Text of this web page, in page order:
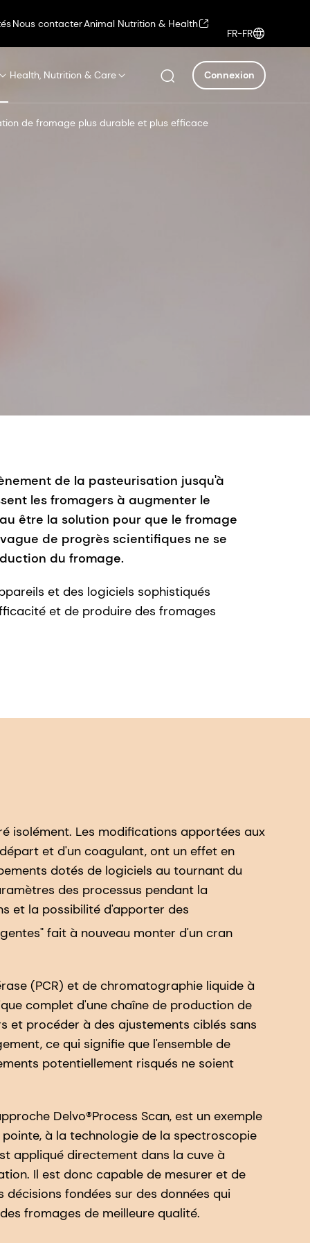
Nous contacterAnimal Nutrition & Health
FR-FR
Health, Nutrition & Care Connexion
de fromage plus durable et plus efficace
de la pasteurisation jusqu'à
les fromagers à augmenter le
être la solution pour que le fromage
de progrès scientifiques ne se
du fromage.
et des logiciels sophistiqués
et de produire des fromages
isolément. Les modifications apportées aux
et d'un coagulant, ont un effet en
dotés de logiciels au tournant du
des processus pendant la
et la possibilité d'apporter des
fait à nouveau monter d'un cran
(PCR) et de chromatographie liquide à
complet d'une chaîne de production de
et procéder à des ajustements ciblés sans
ce qui signifie que l'ensemble de
potentiellement risqués ne soient
Delvo®Process Scan, est un exemple
à la technologie de la spectroscopie
appliqué directement dans la cuve à
Il est donc capable de mesurer et de
fondées sur des données qui
fromages de meilleure qualité.